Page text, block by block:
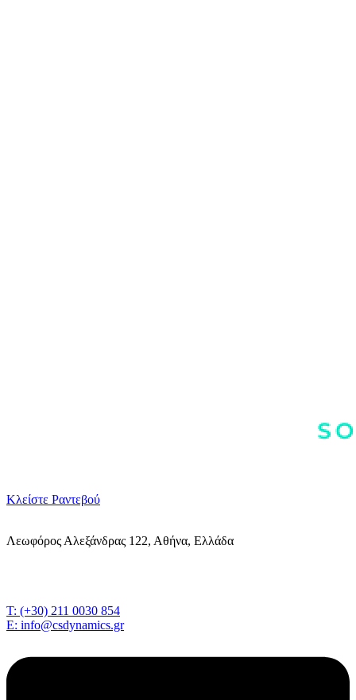
Κλείστε Ραντεβού
Λεωφόρος Αλεξάνδρας 122, Αθήνα, Ελλάδα
T: (+30) 211 0030 854
E: info@csdynamics.gr